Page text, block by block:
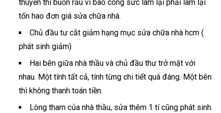
thuyền thì buồn rầu vì bao công sức làm lại phải làm lại
tốn hao đơn giá sửa chữa nhà.
Chủ đầu tư cắt giảm hạng mục sửa chữa nhà hcm (
phát sinh giảm)
Hai bên giữa nhà thầu và chủ đầu thư trở mặt với
nhau. Một tính tất cả, tính từng chi tiết quá đáng. Một bên
thì không thanh toán tiền.
Lòng tham của nhà thầu, sửa thêm 1 tí cũng phát sinh.